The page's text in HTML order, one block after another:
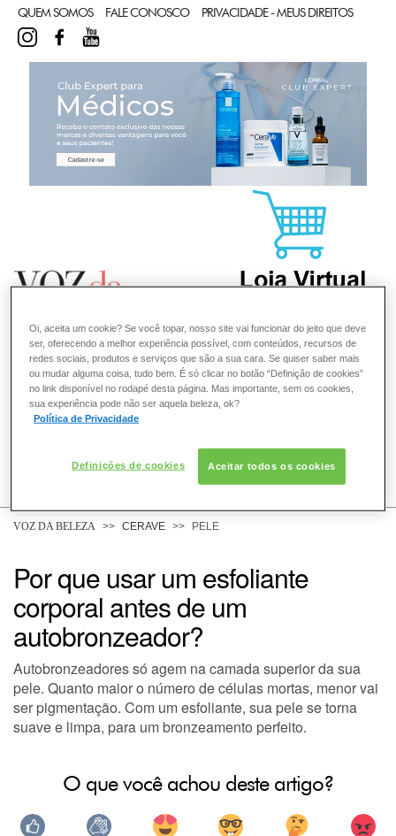
QUEM SOMOS FALE CONOSCO PRIVACIDADE - MEUS DIREITOS
INSTAGRAMFACEBOOK
PELE
DERMACLUB
VOZ DA BELEZA CERAVE PELE
Por que usar um esfoliante
corporal antes de um
autobronzeador?
Autobronzeadores só agem na camada superior da sua
pele. Quanto maior o número de células mortas, menor vai
ser pigmentação. Com um esfoliante, sua pele se torna
suave e limpa, para um bronzeamento perfeito.
O que você achou deste artigo?
Oi, aceita um cookie? Se você topar, nosso site vai funcionar do jeito que deve
ser, oferecendo a melhor experiência possível, com conteúdos, recursos de
redes sociais, produtos e serviços que são a sua cara. Se quiser saber mais
ou mudar alguma coisa, tudo bem. É só clicar no botão “Definição de cookies”
no link disponível no rodapé desta página. Mas importante, sem os cookies,
sua experiência pode não ser aquela beleza, ok?
Política de Privacidade
Definições de cookies Aceitar todos os cookies